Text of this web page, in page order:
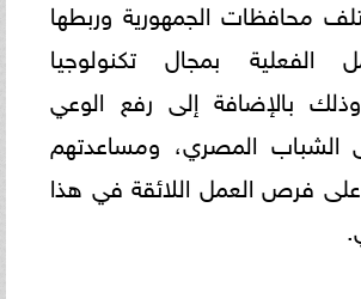
محافظات الجمهورية وربطها
الفعلية بمجال تكنولوجيا
بالإضافة إلى رفع الوعي
الشباب المصري، ومساعدتهم
فرص العمل اللائقة في هذا